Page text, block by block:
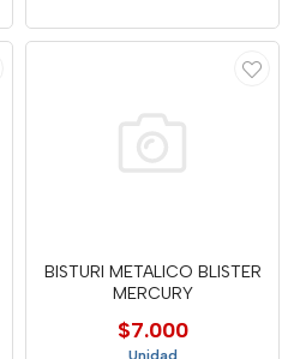
BISTURI METALICO BLISTER
MERCURY
$7.000
Unidad